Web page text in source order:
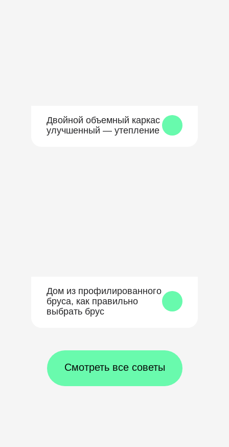
Двойной объемный каркас
улучшенный — утепление
Дом из профилированного
бруса, как правильно
выбрать брус
Смотреть все советы